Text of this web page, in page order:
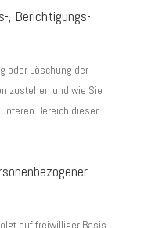
, Berichtigungs-
oder Löschung der
zustehen und wie Sie
Bereich dieser
auf freiwilliger Basis.